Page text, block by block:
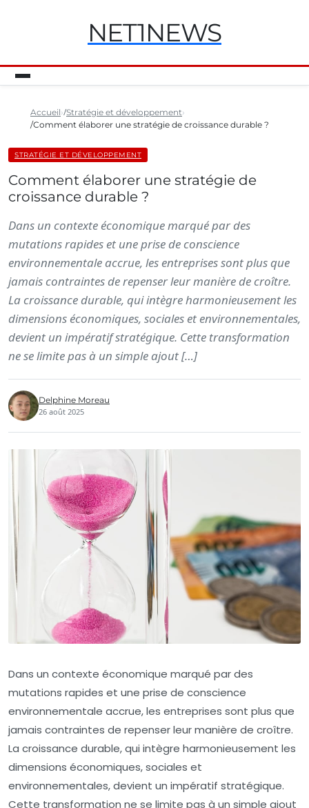
NET1NEWS
Accueil Stratégie et développement
Comment élaborer une stratégie de croissance durable ?
STRATÉGIE ET DÉVELOPPEMENT
Comment élaborer une stratégie de
croissance durable ?
Dans un contexte économique marqué par des
mutations rapides et une prise de conscience
environnementale accrue, les entreprises sont plus que
jamais contraintes de repenser leur manière de croître.
La croissance durable, qui intègre harmonieusement les
dimensions économiques, sociales et environnementales,
devient un impératif stratégique. Cette transformation
ne se limite pas à un simple ajout […]
Delphine Moreau
26 août 2025
Dans un contexte économique marqué par des
mutations rapides et une prise de conscience
environnementale accrue, les entreprises sont plus que
jamais contraintes de repenser leur manière de croître.
La croissance durable, qui intègre harmonieusement les
dimensions économiques, sociales et
environnementales, devient un impératif stratégique.
Cette transformation ne se limite pas à un simple ajout